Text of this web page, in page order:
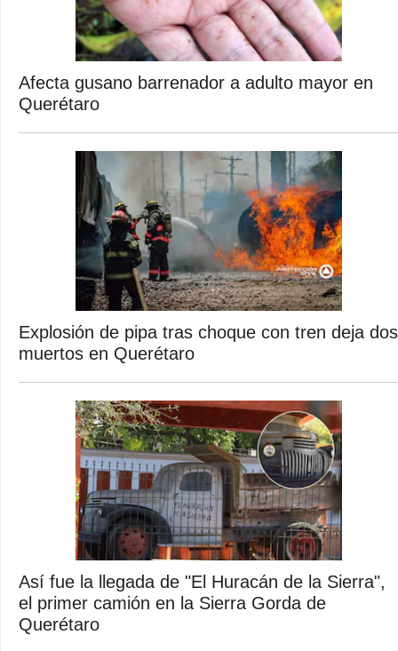
Afecta gusano barrenador a adulto mayor en
Querétaro
Explosión de pipa tras choque con tren deja dos
muertos en Querétaro
Así fue la llegada de "El Huracán de la Sierra",
el primer camión en la Sierra Gorda de
Querétaro